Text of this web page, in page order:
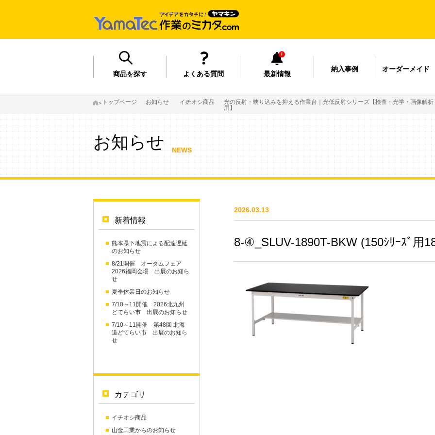
商品を探す よくある質問 最新情報
納入事例 オーダーメイド
トップページ お知らせ イチオシ商品
光の反射・映り込みを抑える作業台｜光低反射シリーズ【検査・光学・画像解析
用】
お知らせ NEWS
新着情報
熊本県下地震による配達遅延
のお知らせ
8/21開催 オータムフェア
2026福岡会場 出展のお知ら
せ
夏季休業日のお知らせ
7/10～11開催 2026北九州
どてらい市 出展のお知らせ
7/10～11開催 第48回 北海
道どてらい市 出展のお知ら
せ
カテゴリ
イチオシ商品
山金工業からのお知らせ
2026.03.13
8-④_SLUV-1890T-BKW (150ｼﾘｰｽﾞ用